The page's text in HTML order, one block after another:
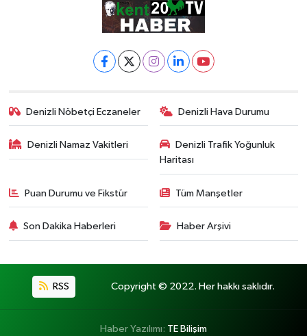
Denizli Nöbetçi Eczaneler Denizli Hava Durumu
Denizli Namaz Vakitleri
Denizli Trafik Yoğunluk
Haritası
Puan Durumu ve Fikstür Tüm Manşetler
Son Dakika Haberleri Haber Arşivi
RSS Copyright © 2022. Her hakkı saklıdır.
Haber Yazılımı: TE Bilişim